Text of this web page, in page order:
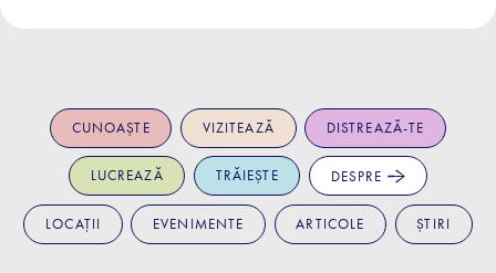
CUNOAȘTE VIZITEAZĂ DISTREAZĂ-TE
LUCREAZĂ TRĂIEȘTE DESPRE
LOCAȚII EVENIMENTE ARTICOLE ȘTIRI